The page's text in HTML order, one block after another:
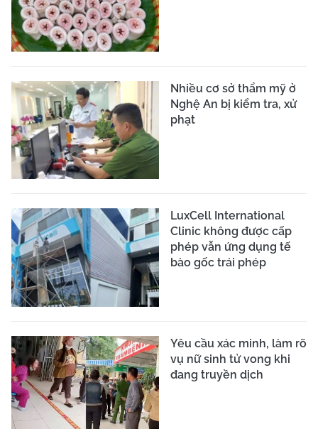
Nhiều cơ sở thẩm mỹ ở
Nghệ An bị kiểm tra, xử
phạt
LuxCell International
Clinic không được cấp
phép vẫn ứng dụng tế
bào gốc trái phép
Yêu cầu xác minh, làm rõ
vụ nữ sinh tử vong khi
đang truyền dịch